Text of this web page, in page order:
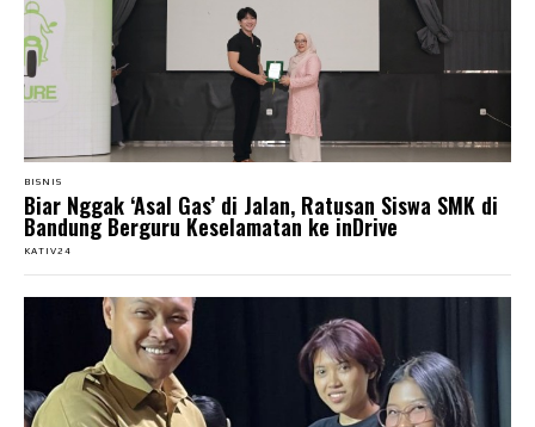
BISNIS
Biar Nggak ‘Asal Gas’ di Jalan, Ratusan Siswa SMK di
Bandung Berguru Keselamatan ke inDrive
KATIV24